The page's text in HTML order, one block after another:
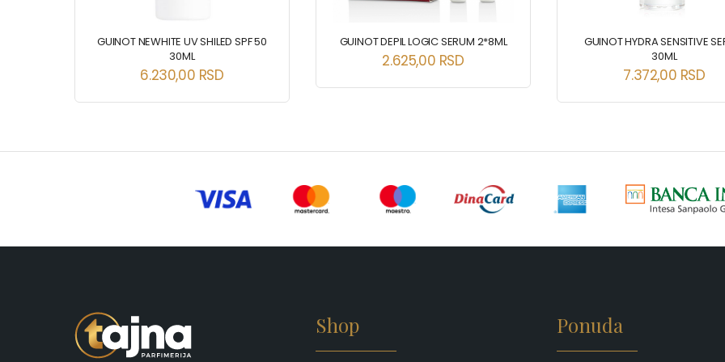
GUINOT NEWHITE UV SHILED SPF 50
30ML
6.230,00 RSD
GUINOT DEPIL LOGIC SERUM 2*8ML
2.625,00 RSD
GUINOT HYDRA SENSITIVE
30ML
7.372,00 RSD
Shop Ponuda